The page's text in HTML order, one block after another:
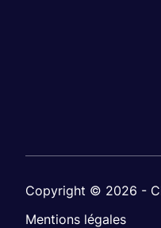
Copyright © 2026 -
Mentions légales